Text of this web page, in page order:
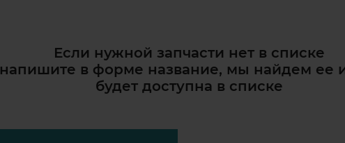
Если нужной запчасти нет в списке
напишите в форме название, мы найдем ее
будет доступна в списке